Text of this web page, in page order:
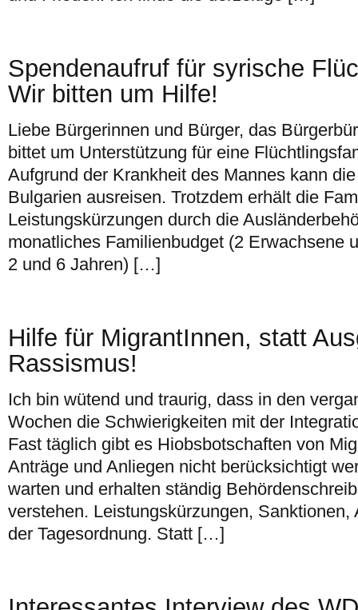
Spendenaufruf für syrische
Wir bitten um Hilfe!
Liebe Bürgerinnen und Bürger, das
bittet um Unterstützung für eine
Aufgrund der Krankheit des Mannes kann
Bulgarien ausreisen. Trotzdem erhält die
Leistungskürzungen durch die
monatliches Familienbudget (2 Erwachsene
2 und 6 Jahren) […]
Hilfe für MigrantInnen, statt
Rassismus!
Ich bin wütend und traurig, dass in den
Wochen die Schwierigkeiten mit der
Fast täglich gibt es Hiobsbotschaften von
Anträge und Anliegen nicht berücksichtigt
warten und erhalten ständig
verstehen. Leistungskürzungen, Sanktionen,
der Tagesordnung. Statt […]